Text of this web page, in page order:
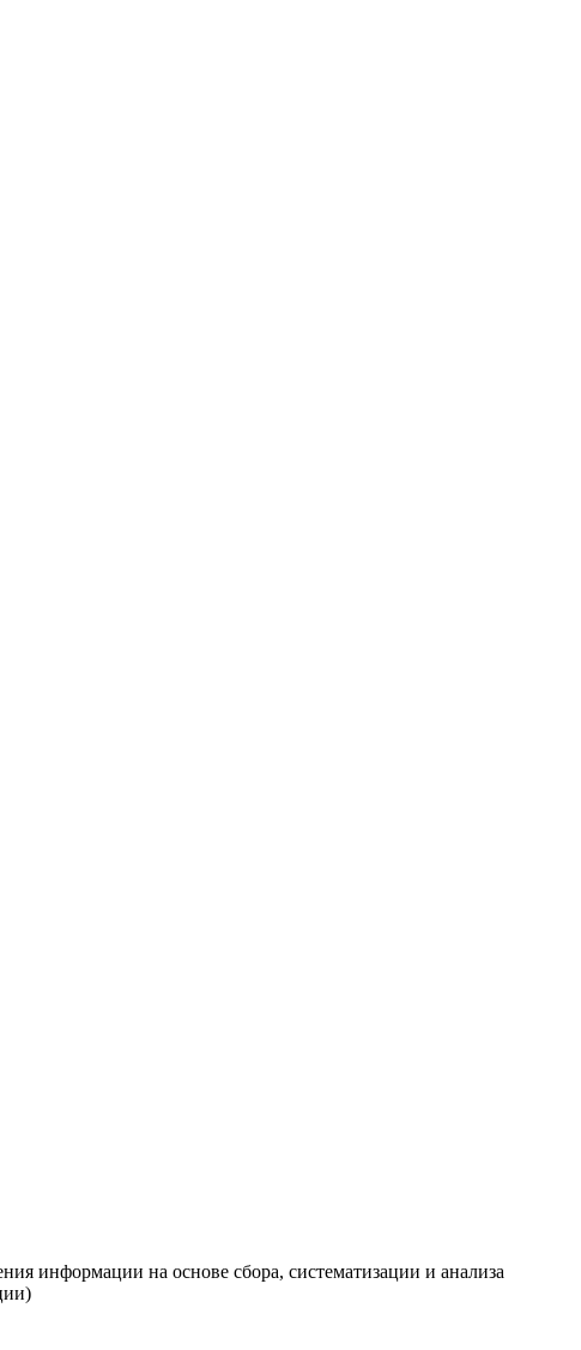
информации на основе сбора, систематизации и анализа